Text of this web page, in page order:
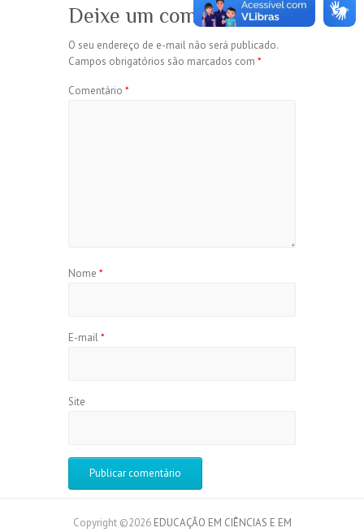
Deixe um comentário
O seu endereço de e-mail não será publicado.
Campos obrigatórios são marcados com *
Comentário *
Nome *
E-mail*
Site
Copyright ©2026 EDUCAÇÃO EM CIÊNCIAS E EM